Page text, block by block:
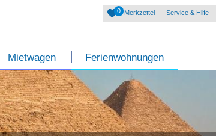
Mietwagen Ferienwohnungen
0 Merkzettel Service & Hilfe